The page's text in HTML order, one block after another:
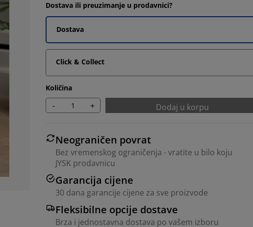
Dostava ili preuzimanje u prodavnici?
Dostava
Click & Collect
Količina
- + Dodaj u korpu
Neograničen povrat
Bez vremenskog ograničenja - vratite u bilo koju
JYSK prodavnicu
Garancija cijene
30 dana garancije cijene za sve proizvode
Fleksibilne opcije dostave
Brza i jednostavna dostava po vašem izboru